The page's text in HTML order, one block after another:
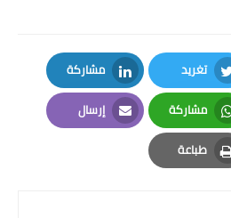
تغريد
Twitter
مشاركة
LinkedIn
مشاركة
Whatsapp
إرسال
Email
طباعة
Print